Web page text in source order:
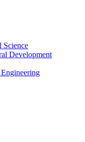
Science
Development